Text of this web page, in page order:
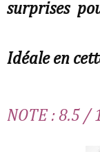
surprises
Idéale en
NOTE : 8.5 /